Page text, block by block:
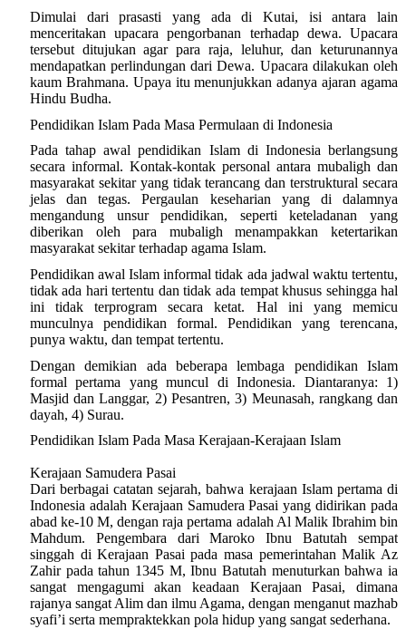
Dimulai dari prasasti yang ada di Kutai, isi antara lain
menceritakan upacara pengorbanan terhadap dewa. Upacara
tersebut ditujukan agar para raja, leluhur, dan keturunannya
mendapatkan perlindungan dari Dewa. Upacara dilakukan oleh
kaum Brahmana. Upaya itu menunjukkan adanya ajaran agama
Hindu Budha.
Pendidikan Islam Pada Masa Permulaan di Indonesia
Pada tahap awal pendidikan Islam di Indonesia berlangsung
secara informal. Kontak-kontak personal antara mubaligh dan
masyarakat sekitar yang tidak terancang dan terstruktural secara
jelas dan tegas. Pergaulan keseharian yang di dalamnya
mengandung unsur pendidikan, seperti keteladanan yang
diberikan oleh para mubaligh menampakkan ketertarikan
masyarakat sekitar terhadap agama Islam.
Pendidikan awal Islam informal tidak ada jadwal waktu tertentu,
tidak ada hari tertentu dan tidak ada tempat khusus sehingga hal
ini tidak terprogram secara ketat. Hal ini yang memicu
munculnya pendidikan formal. Pendidikan yang terencana,
punya waktu, dan tempat tertentu.
Dengan demikian ada beberapa lembaga pendidikan Islam
formal pertama yang muncul di Indonesia. Diantaranya: 1)
Masjid dan Langgar, 2) Pesantren, 3) Meunasah, rangkang dan
dayah, 4) Surau.
Pendidikan Islam Pada Masa Kerajaan-Kerajaan Islam
Kerajaan Samudera Pasai
Dari berbagai catatan sejarah, bahwa kerajaan Islam pertama di
Indonesia adalah Kerajaan Samudera Pasai yang didirikan pada
abad ke-10 M, dengan raja pertama adalah Al Malik Ibrahim bin
Mahdum. Pengembara dari Maroko Ibnu Batutah sempat
singgah di Kerajaan Pasai pada masa pemerintahan Malik Az
Zahir pada tahun 1345 M, Ibnu Batutah menuturkan bahwa ia
sangat mengagumi akan keadaan Kerajaan Pasai, dimana
rajanya sangat Alim dan ilmu Agama, dengan menganut mazhab
syafi’i serta mempraktekkan pola hidup yang sangat sederhana.